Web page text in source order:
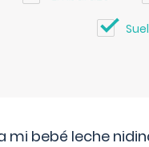
mi bebé leche